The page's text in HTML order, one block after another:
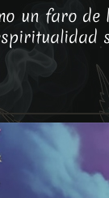
un faro